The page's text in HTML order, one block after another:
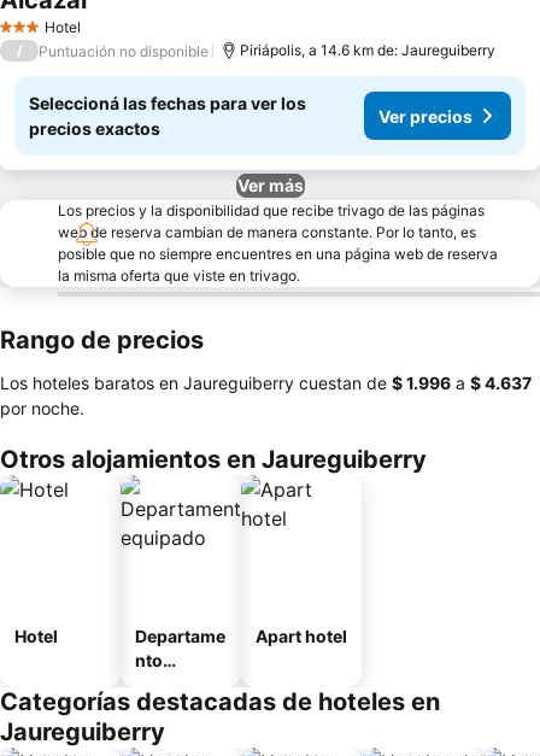
3 Estrellas
Hotel
/ Puntuación no disponible Piriápolis, a 14.6 km de: Jaureguiberry
Seleccioná las fechas para ver los
precios exactos
Ver precios
Ver más
Los precios y la disponibilidad que recibe trivago de las páginas
web de reserva cambian de manera constante. Por lo tanto, es
posible que no siempre encuentres en una página web de reserva
la misma oferta que viste en trivago.
Rango de precios
Los hoteles baratos en Jaureguiberry cuestan de ‎$ 1.996 a ‎$ 4.637
por noche.
Otros alojamientos en Jaureguiberry
Hotel
Departame
nto
Apart hotel
Categorías destacadas de hoteles en
Jaureguiberry